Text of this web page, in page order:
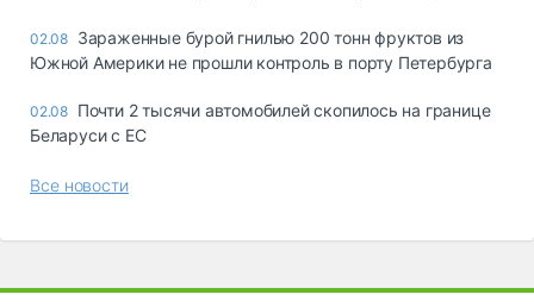
02.08 Зараженные бурой гнилью 200 тонн фруктов из
Южной Америки не прошли контроль в порту Петербурга
02.08 Почти 2 тысячи автомобилей скопилось на границе
Беларуси с ЕС
Все новости